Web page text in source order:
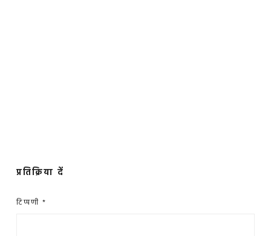
प्रतिक्रिया दें
टिप्पणी *